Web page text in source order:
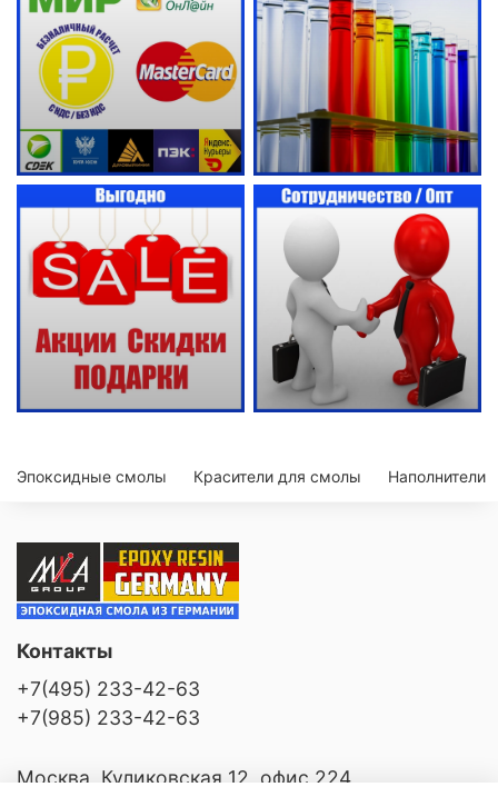
Эпоксидные смолы Красители для смолы Наполнители
Контакты
+7(495) 233-42-63
+7(985) 233-42-63
Москва, Куликовская 12, офис 224